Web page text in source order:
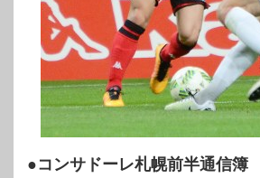
●コンサドーレ札幌前半通信簿